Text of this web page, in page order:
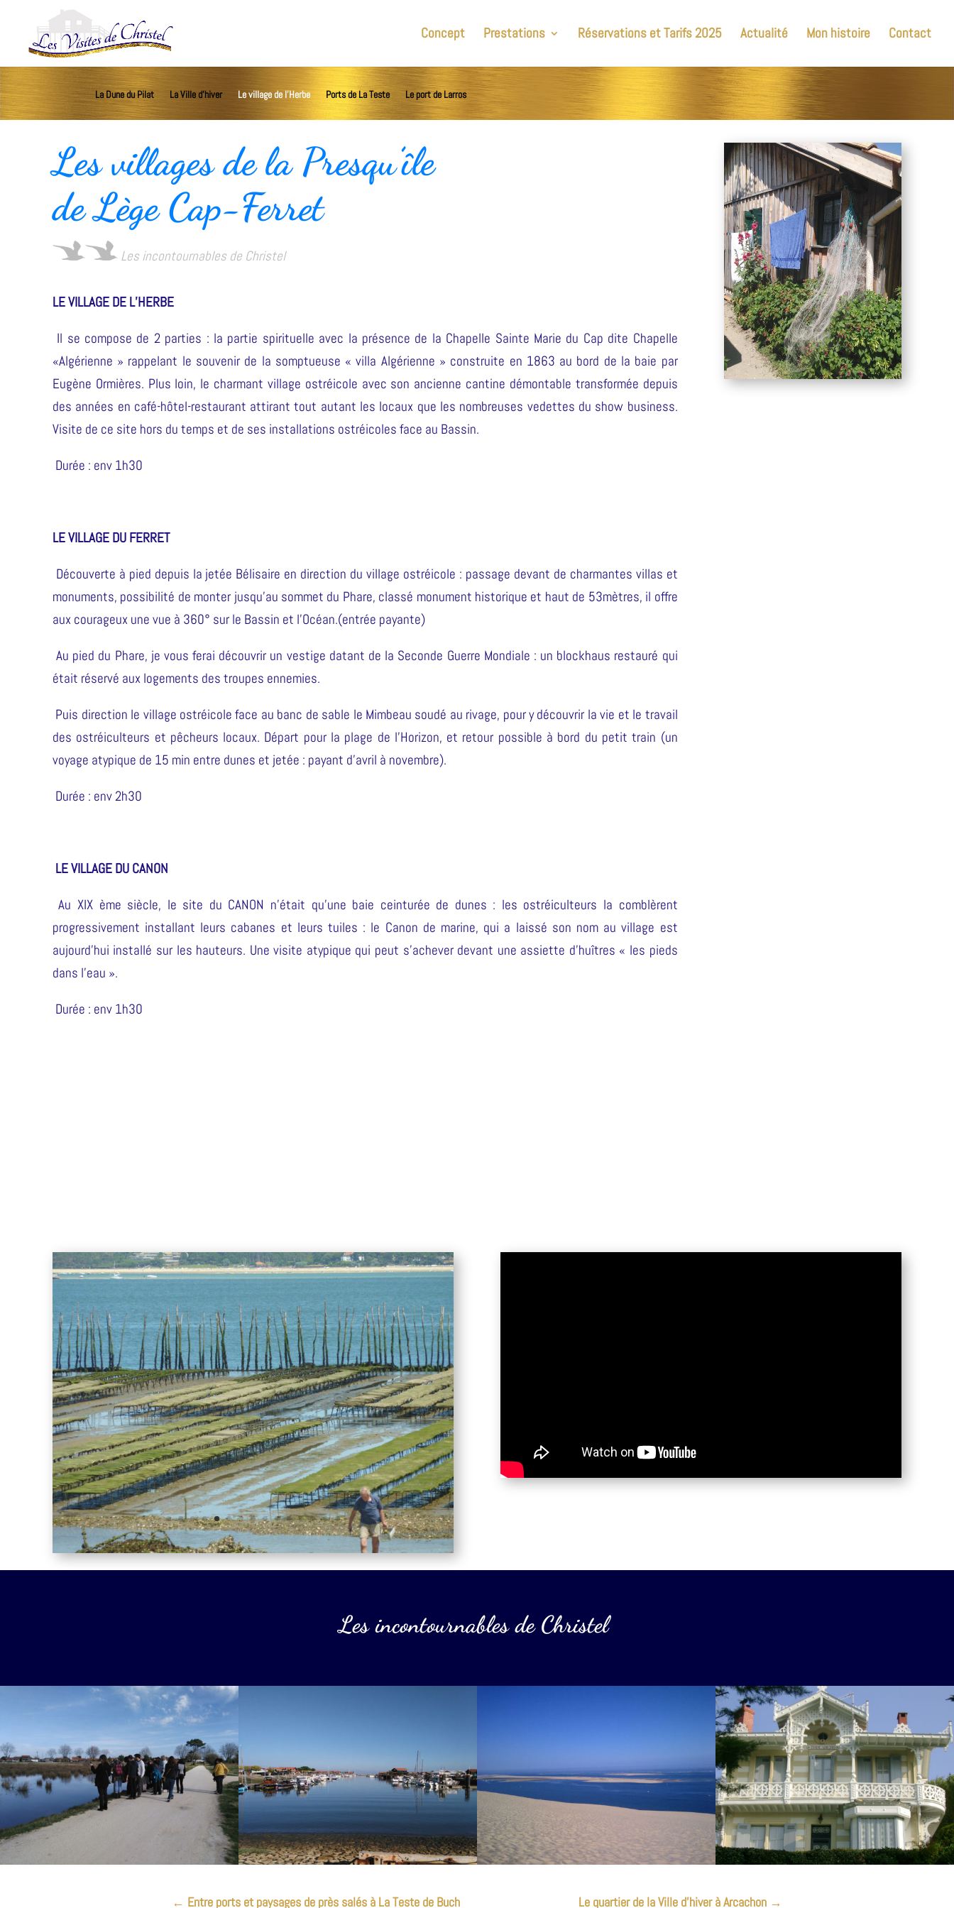
Concept Prestations Réservations et Tarifs 2025 Actualité Mon histoire Contact
La Dune du Pilat La Ville d’hiver Le village de l’Herbe Ports de La Teste Le port de Larros
Les villages de la Presqu’île
de Lège Cap-Ferret
Les incontournables de Christel
LE VILLAGE DE L’HERBE
Il se compose de 2 parties : la partie spirituelle avec la présence de la Chapelle Sainte Marie du Cap dite Chapelle
«Algérienne » rappelant le souvenir de la somptueuse « villa Algérienne » construite en 1863 au bord de la baie par
Eugène Ormières. Plus loin, le charmant village ostréicole avec son ancienne cantine démontable transformée depuis
des années en café-hôtel-restaurant attirant tout autant les locaux que les nombreuses vedettes du show business.
Visite de ce site hors du temps et de ses installations ostréicoles face au Bassin.
Durée : env 1h30
LE VILLAGE DU FERRET
Découverte à pied depuis la jetée Bélisaire en direction du village ostréicole : passage devant de charmantes villas et
monuments, possibilité de monter jusqu’au sommet du Phare, classé monument historique et haut de 53mètres, il offre
aux courageux une vue à 360° sur le Bassin et l’Océan.(entrée payante)
Au pied du Phare, je vous ferai découvrir un vestige datant de la Seconde Guerre Mondiale : un blockhaus restauré qui
était réservé aux logements des troupes ennemies.
Puis direction le village ostréicole face au banc de sable le Mimbeau soudé au rivage, pour y découvrir la vie et le travail
des ostréiculteurs et pêcheurs locaux. Départ pour la plage de l’Horizon, et retour possible à bord du petit train (un
voyage atypique de 15 min entre dunes et jetée : payant d’avril à novembre).
Durée : env 2h30
LE VILLAGE DU CANON
Au XIX ème siècle, le site du CANON n’était qu’une baie ceinturée de dunes : les ostréiculteurs la comblèrent
progressivement installant leurs cabanes et leurs tuiles : le Canon de marine, qui a laissé son nom au village est
aujourd’hui installé sur les hauteurs. Une visite atypique qui peut s’achever devant une assiette d’huîtres « les pieds
dans l’eau ».
Durée : env 1h30
Les incontournables de Christel
← Entre ports et paysages de près salés à La Teste de Buch Le quartier de la Ville d’hiver à Arcachon →